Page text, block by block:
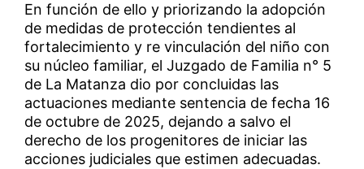
En función de ello y priorizando la adopción
de medidas de protección tendientes al
fortalecimiento y re vinculación del niño con
su núcleo familiar, el Juzgado de Familia n° 5
de La Matanza dio por concluidas las
actuaciones mediante sentencia de fecha 16
de octubre de 2025, dejando a salvo el
derecho de los progenitores de iniciar las
acciones judiciales que estimen adecuadas.